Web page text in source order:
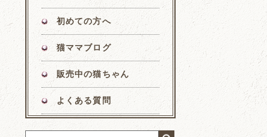
初めての方へ
猫ママブログ
販売中の猫ちゃん
よくある質問